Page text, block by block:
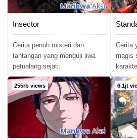
ManhwaAksi
Insector
Cerita penuh misteri dan
tantangan yang menguji jiwa
petualang sejati.
Cerita
magis
255rb views
ManhwaAksi
6.1jt